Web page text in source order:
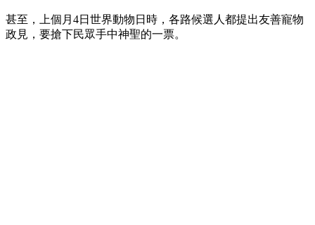
甚至，上個月4日世界動物日時，各路候選人都提出友善寵物
政見，要搶下民眾手中神聖的一票。